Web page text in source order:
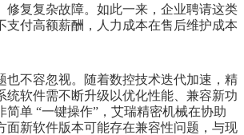
修复复杂故障。如此一来，企业聘请这类
支付高额薪酬，人力成本在售后维护成本
也不容忽视。随着数控技术迭代加速，精
统软件需不断升级以优化性能、兼容新功
简单 “一键操作”，艾瑞精密机械在协助
面新软件版本可能存在兼容性问题，与现